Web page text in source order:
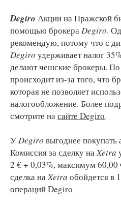
Degiro Акции на Пражской
помощью брокераDegiro.
рекомендую, потому что с
Degiro удерживает налог
делают чешские брокеры. По
происходит из-за того, что
которая не позволяет
налогообложение. Более
смотрите насайте Degiro.
УDegiro выгоднее
Комиссия за сделку наXetra
2 € + 0,03%, максимум 60,00
сделка наXetra обойдется в
операций Degiro